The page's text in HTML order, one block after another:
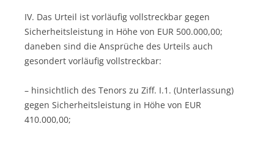
IV. Das Urteil ist vorläufig vollstreckbar gegen
Sicherheitsleistung in Höhe von EUR 500.000,00;
daneben sind die Ansprüche des Urteils auch
gesondert vorläufig vollstreckbar:
– hinsichtlich des Tenors zu Ziff. I.1. (Unterlassung)
gegen Sicherheitsleistung in Höhe von EUR
410.000,00;